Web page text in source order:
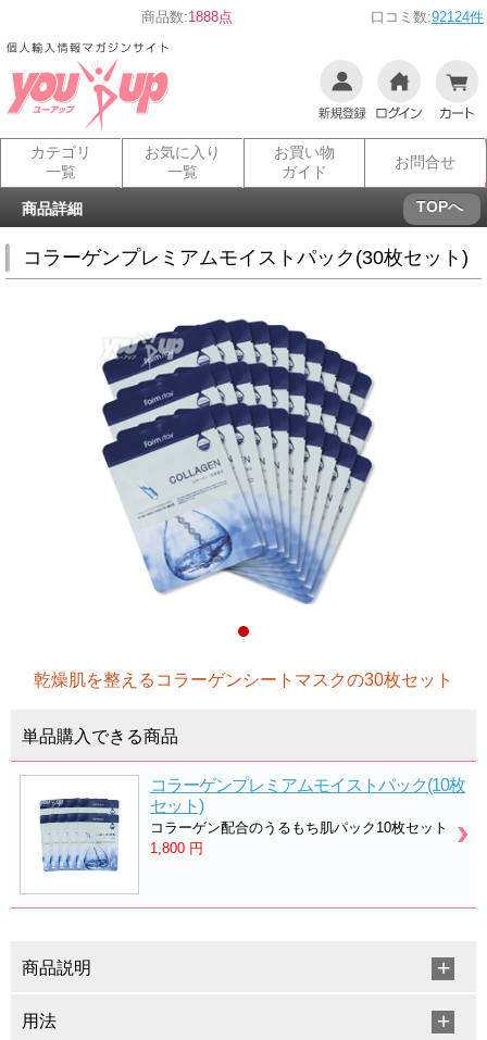
商品数:1888点 口コミ数:92124件
カテゴリ
一覧
お気に入り
一覧
お買い物
ガイド
お問合せ
商品詳細 TOPへ
コラーゲンプレミアムモイストパック(30枚セット)
乾燥肌を整えるコラーゲンシートマスクの30枚セット
単品購入できる商品
コラーゲンプレミアムモイストパック(10枚
セット)
コラーゲン配合のうるもち肌パック10枚セット
1,800 円
商品説明
用法